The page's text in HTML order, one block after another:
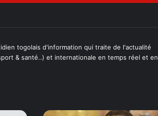
togolais d'information qui traite de l'actualité
& santé..) et internationale en temps réel et en